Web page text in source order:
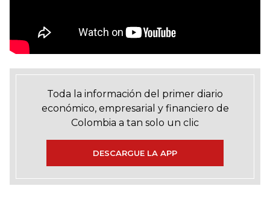
Toda la información del primer diario
económico, empresarial y financiero de
Colombia a tan solo un clic
DESCARGUE LA APP